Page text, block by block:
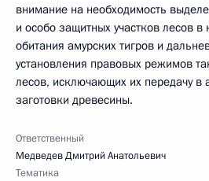
внимание на необходимость
и особо защитных участков лесов
обитания амурских тигров и
установления правовых режимов
лесов, исключающих их передачу в
заготовки древесины.
Ответственный
Медведев Дмитрий Анатольевич
Тематика